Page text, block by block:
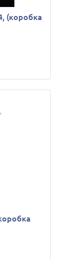
(коробка